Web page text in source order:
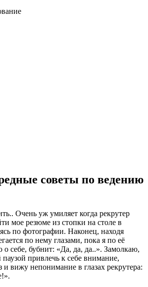
советы по ведению
Очень уж умиляет когда рекрутер
мое резюме из стопки на столе в
по фотографии. Наконец, находя
по нему глазами, пока я по её
о себе, бубнит: «Да, да, да..». Замолкаю,
паузой привлечь к себе внимание,
и вижу непонимание в глазах рекрутера: